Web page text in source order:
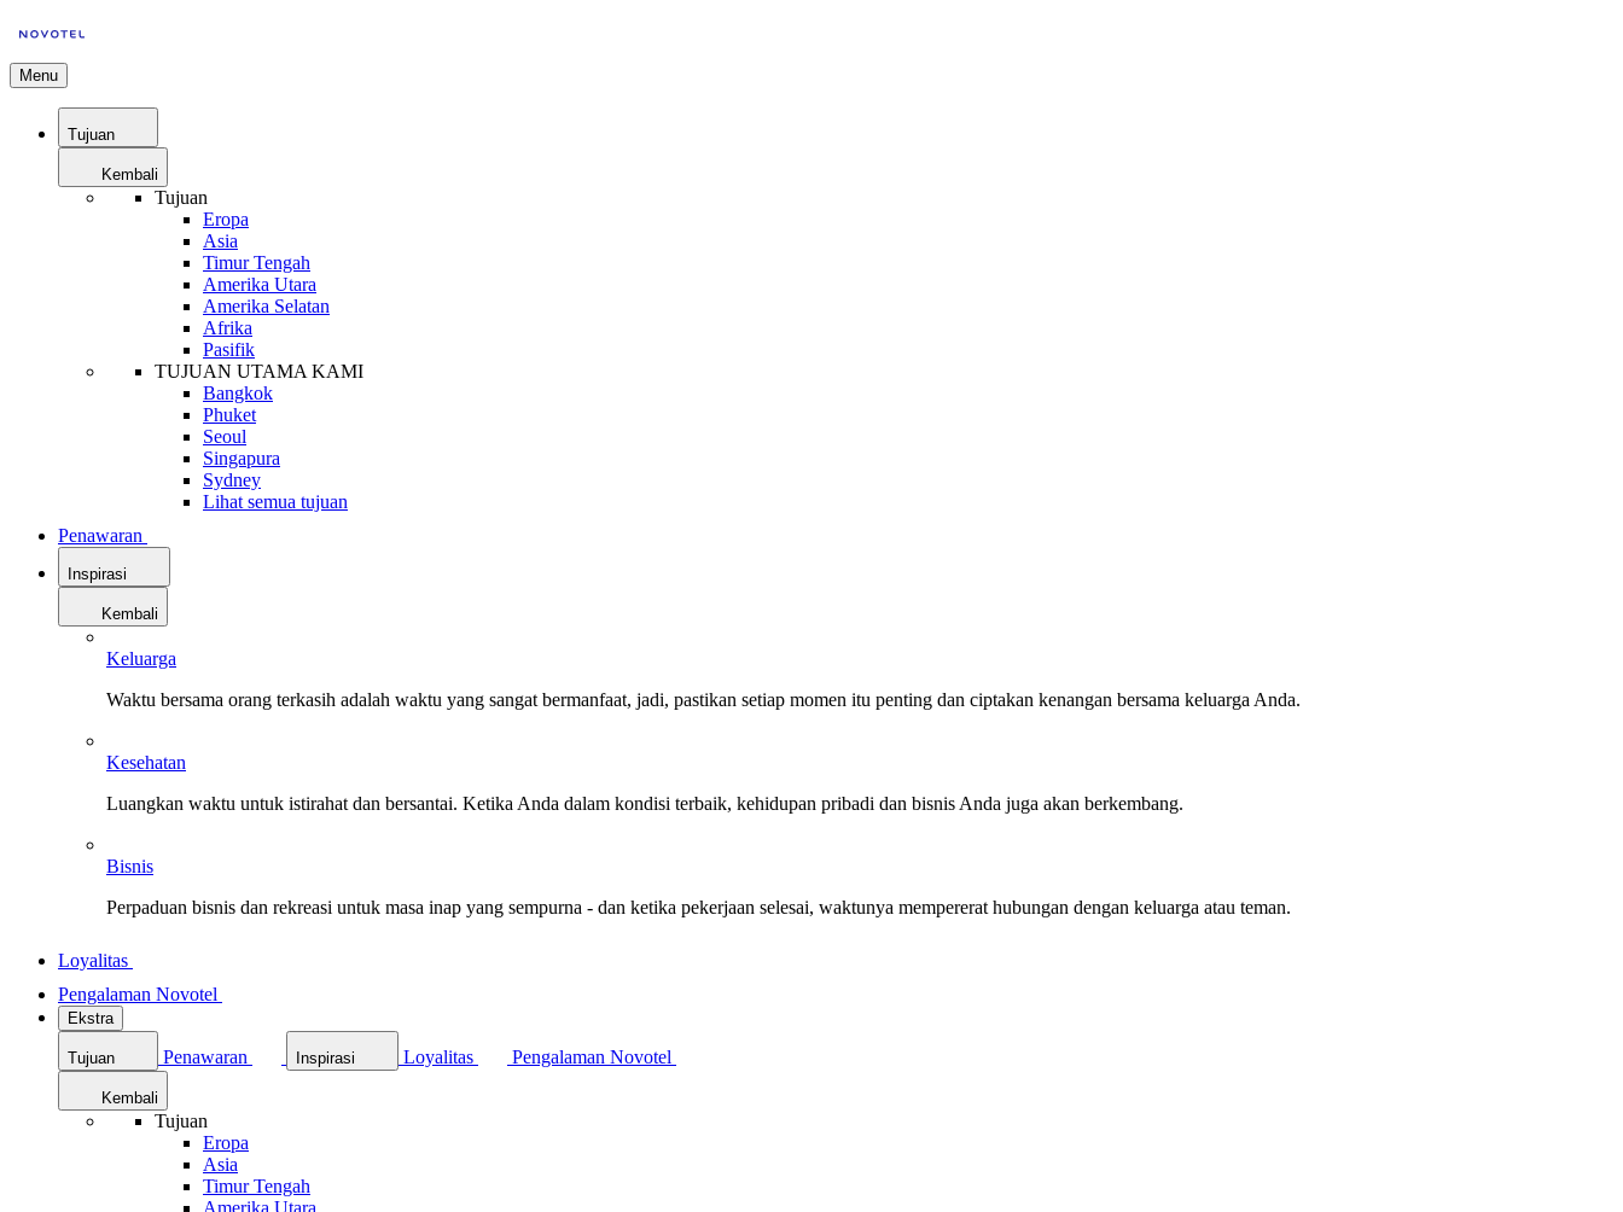
Menu
Tujuan
Kembali
Tujuan
Eropa
Asia
Timur Tengah
Amerika Utara
Amerika Selatan
Afrika
Pasifik
TUJUAN UTAMA KAMI
Bangkok
Phuket
Seoul
Singapura
Sydney
Lihat semua tujuan
Penawaran
Inspirasi
Kembali
Keluarga
Waktu bersama orang terkasih adalah waktu yang sangat bermanfaat, jadi, pastikan setiap momen itu penting dan ciptakan kenangan bersama keluarga Anda.
Kesehatan
Luangkan waktu untuk istirahat dan bersantai. Ketika Anda dalam kondisi terbaik, kehidupan pribadi dan bisnis Anda juga akan berkembang.
Bisnis
Perpaduan bisnis dan rekreasi untuk masa inap yang sempurna - dan ketika pekerjaan selesai, waktunya mempererat hubungan dengan keluarga atau teman.
Loyalitas
Pengalaman Novotel
Ekstra
Tujuan Penawaran Inspirasi Loyalitas Pengalaman Novotel
Kembali
Tujuan
Eropa
Asia
Timur Tengah
Amerika Utara